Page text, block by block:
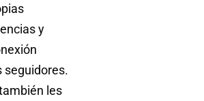
y
seguidores.
les